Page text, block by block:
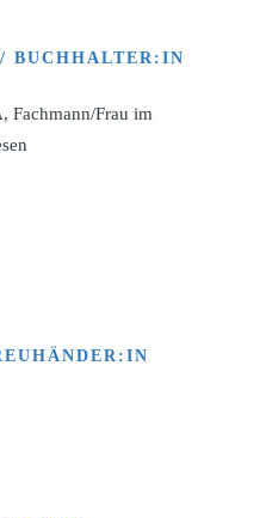
BUCHHALTER:IN
Fachmann/Frau im